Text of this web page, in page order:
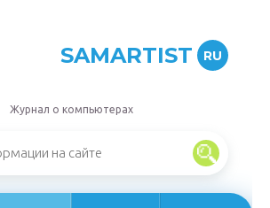
SAMARTIST RU
Журнал о компьютерах